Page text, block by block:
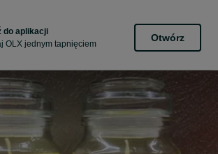
do aplikacji
OLX jednym tapnięciem
Otwórz